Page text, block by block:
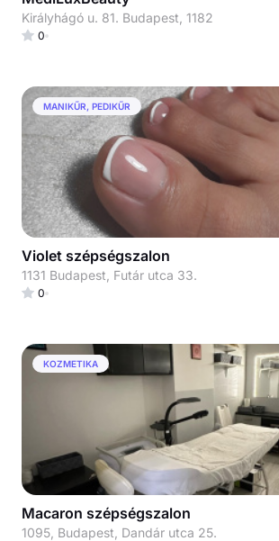
Királyhágó u. 81. Budapest, 1182
0
MANIKŰR, PEDIKŰR
Violet szépségszalon
1131 Budapest, Futár utca 33.
0
KOZMETIKA
Macaron szépségszalon
1095, Budapest, Dandár utca 25.